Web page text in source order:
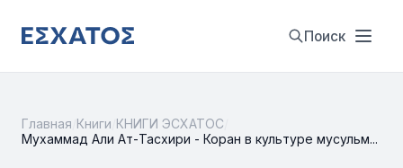
Поиск
Главная Книги КНИГИ ЭСХАТОС
Мухаммад Али Ат-Тасхири - Коран в культуре мусульм...